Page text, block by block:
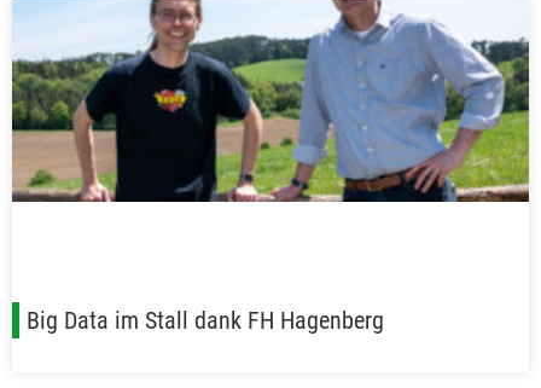
Big Data im Stall dank FH Hagenberg